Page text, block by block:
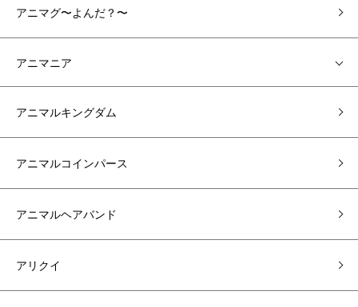
アニマグ〜よんだ？〜
アニマニア
アニマルキングダム
アニマルコインパース
アニマルヘアバンド
アリクイ